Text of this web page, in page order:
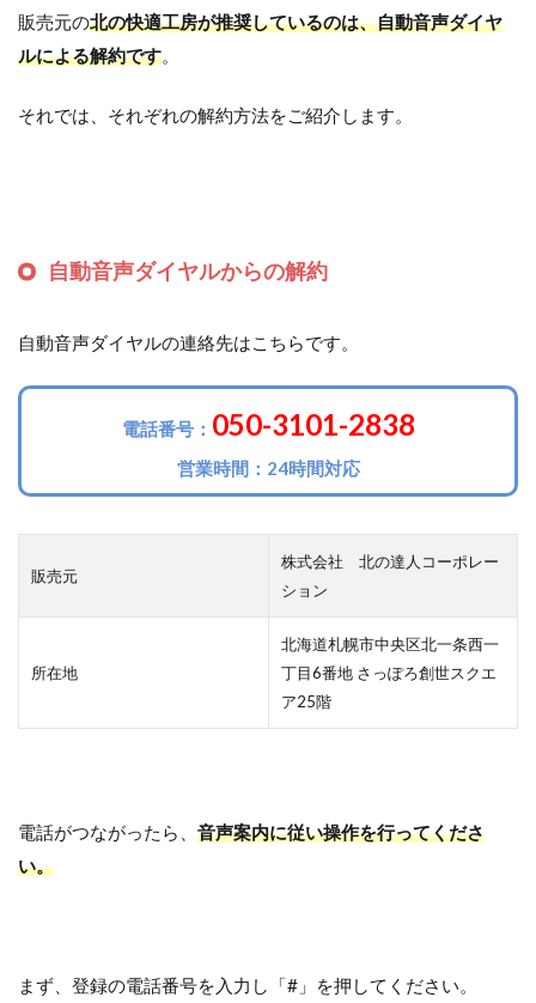
販売元の北の快適工房が推奨しているのは、自動音声ダイヤ
ルによる解約です。
それでは、それぞれの解約方法をご紹介します。
自動音声ダイヤルからの解約
自動音声ダイヤルの連絡先はこちらです。
電話番号： 050-3101-2838
営業時間：24時間対応
販売元
株式会社 北の達人コーポレー
ション
所在地
北海道札幌市中央区北一条西一
丁目6番地 さっぽろ創世スクエ
ア25階
電話がつながったら、 音声案内に従い操作を行ってくださ
い。
まず、登録の電話番号を入力し「#」を押してください。